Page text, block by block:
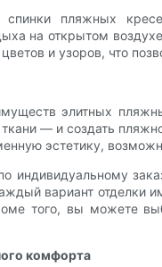
пляжных
на открытом
и узоров, что
элитных
— и создать
эстетику,
индивидуальному
вариант отделки
того, вы можете
комфорта